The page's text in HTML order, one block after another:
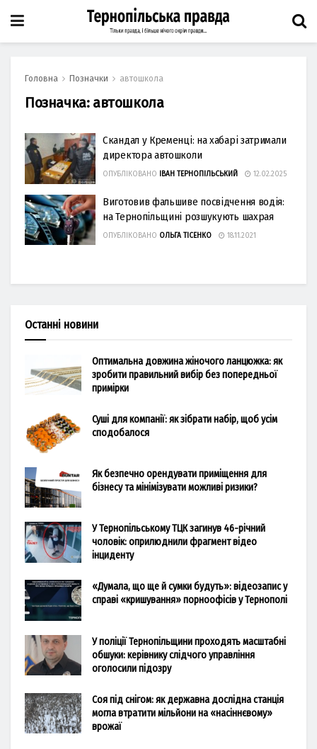
Головна Позначки автошкола
Позначка: автошкола
Скандал у Кременці: на хабарі затримали
директора автошколи
ОПУБЛІКОВАНО ІВАН ТЕРНОПІЛЬСЬКИЙ 12.02.2025
Виготовив фальшиве посвідчення водія:
на Тернопільщині розшукують шахрая
ОПУБЛІКОВАНО ОЛЬГА ТІСЕНКО 18.11.2021
Останні новини
Оптимальна довжина жіночого ланцюжка: як
зробити правильний вибір без попередньої
примірки
Суші для компанії: як зібрати набір, щоб усім
сподобалося
Як безпечно орендувати приміщення для
бізнесу та мінімізувати можливі ризики?
У Тернопільському ТЦК загинув 46-річний
чоловік: оприлюднили фрагмент відео
інциденту
«Думала, що ще й сумки будуть»: відеозапис у
справі «кришування» порноофісів у Тернополі
У поліції Тернопільщини проходять масштабні
обшуки: керівнику слідчого управління
оголосили підозру
Соя під снігом: як державна дослідна станція
могла втратити мільйони на «насіннєвому»
врожаї